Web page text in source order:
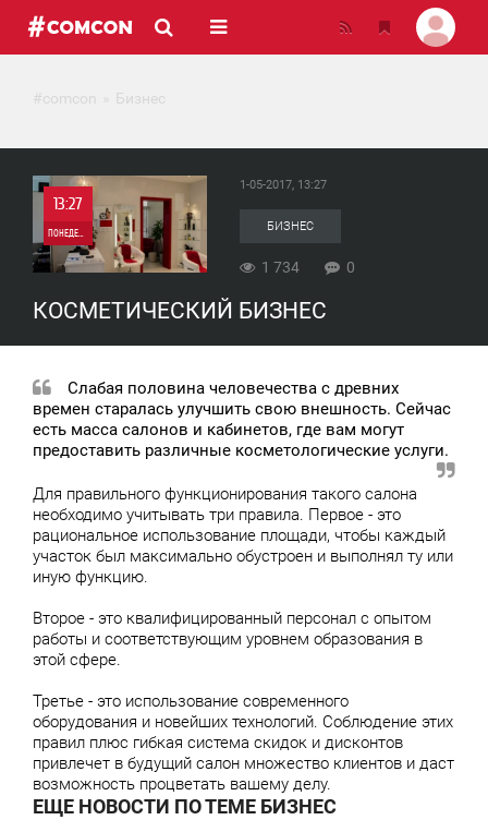
#comcon Бизнес
13:27
ПОНЕДЕЛЬНИК
0
1-05-2017, 13:27
БИЗНЕС
1 734 0
КОСМЕТИЧЕСКИЙ БИЗНЕС
Слабая половина человечества с древних
времен старалась улучшить свою внешность. Сейчас
есть масса салонов и кабинетов, где вам могут
предоставить различные косметологические услуги.
Для правильного функционирования такого салона
необходимо учитывать три правила. Первое - это
рациональное использование площади, чтобы каждый
участок был максимально обустроен и выполнял ту или
иную функцию.
Второе - это квалифицированный персонал с опытом
работы и соответствующим уровнем образования в
этой сфере.
Третье - это использование современного
оборудования и новейших технологий. Соблюдение этих
правил плюс гибкая система скидок и дисконтов
привлечет в будущий салон множество клиентов и даст
возможность процветать вашему делу.
ЕЩЕ НОВОСТИ ПО ТЕМЕ БИЗНЕС